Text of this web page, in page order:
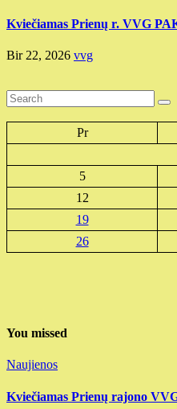
Kviečiamas Prienų r. VVG
Bir 22, 2026 vvg
Pr
5
12
19
26
You missed
Naujienos
Kviečiamas Prienų rajono